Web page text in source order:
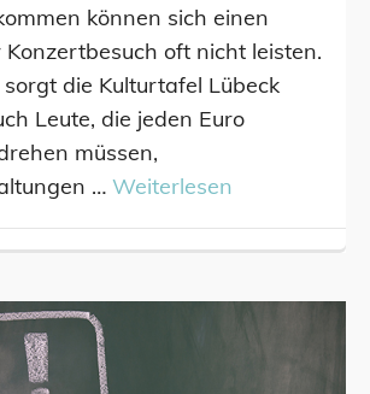
können sich einen
oft nicht leisten.
die Kulturtafel Lübeck
Leute, die jeden Euro
müssen,
… Weiterlesen